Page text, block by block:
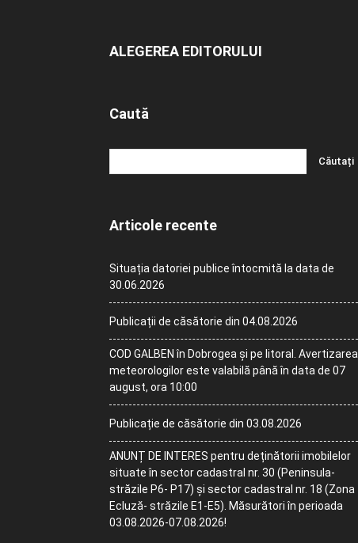
ALEGEREA EDITORULUI
Caută
Articole recente
Situația datoriei publice întocmită la data de
30.06.2026
Publicații de căsătorie din 04.08.2026
COD GALBEN în Dobrogea și pe litoral. Avertizarea
meteorologilor este valabilă până în data de 07
august, ora 10:00
Publicație de căsătorie din 03.08.2026
ANUNȚ DE INTERES pentru deținătorii imobilelor
situate în sector cadastral nr. 30 (Peninsula-
străzile P6- P17) și sector cadastral nr. 18 (Zona
Ecluză- străzile E1-E5). Măsurători în perioada
03.08.2026-07.08.2026!